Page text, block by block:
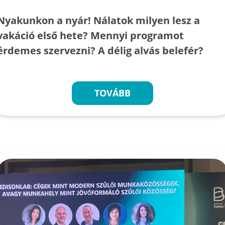
a nyár! Nálatok milyen lesz a
első hete? Mennyi programot
szervezni? A délig alvás belefér?
TOVÁBB